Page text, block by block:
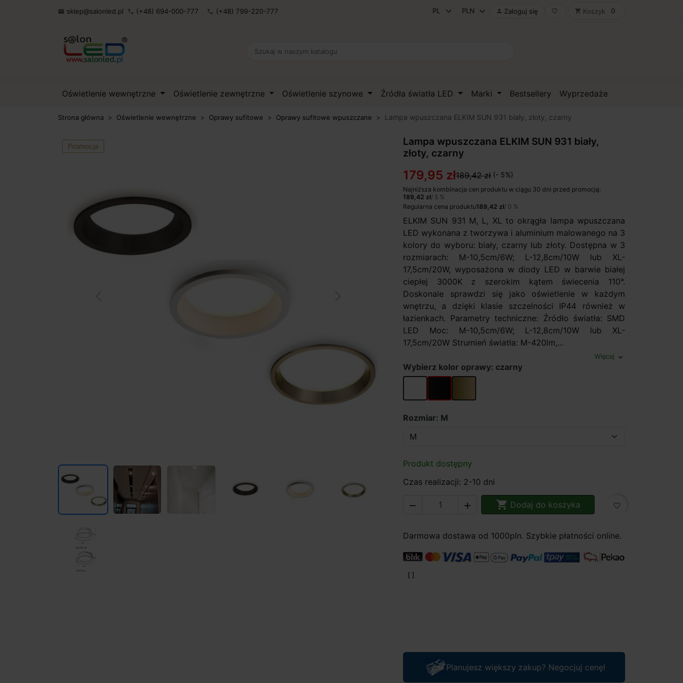
 sklep@salonled.pl phone (+48) 694-000-777 phone (+48) 799-220-777  Zaloguj się favorite_border shopping_cart Koszyk 0
Oświetlenie wewnętrzne Oświetlenie zewnętrzne Oświetlenie szynowe Źródła światła LED Marki Bestsellery Wyprzedaże
Strona główna Oświetlenie wewnętrzne Oprawy sufitowe Oprawy sufitowe wpuszczane Lampa wpuszczana ELKIM SUN 931 biały, złoty, czarny
Promocja
Lampa wpuszczana ELKIM SUN 931 biały,
złoty, czarny
179,95 zł189,42 zł (- 5%)
Najniższa kombinacja cen produktu w ciągu 30 dni przed promocją:
189,42 zł/ 5 %
Regularna cena produktu189,42 zł/ 0 %
ELKIM SUN 931 M, L, XL to okrągła lampa wpuszczana
LED wykonana z tworzywa i aluminium malowanego na 3
kolory do wyboru: biały, czarny lub złoty. Dostępna w 3
rozmiarach: M-10,5cm/6W; L-12,8cm/10W lub XL-
17,5cm/20W, wyposażona w diody LED w barwie białej
ciepłej 3000K z szerokim kątem świecenia 110°.
Doskonale sprawdzi się jako oświetlenie w każdym
wnętrzu, a dzięki klasie szczelności IP44 również w
łazienkach. Parametry techniczne: Źródło światła: SMD
LED Moc: M-10,5cm/6W; L-12,8cm/10W lub XL-
17,5cm/20W Strumień światła: M-420lm,...
Więcej expand_more
Wybierz kolor oprawy: czarny
biały czarnyzłoty
Rozmiar: M
Produkt dostępny
Czas realizacji: 2-10 dni
   Dodaj do koszyka favorite_border
Darmowa dostawa od 1000pln. Szybkie płatności online.
Planujesz większy zakup? Negocjuj cenę!